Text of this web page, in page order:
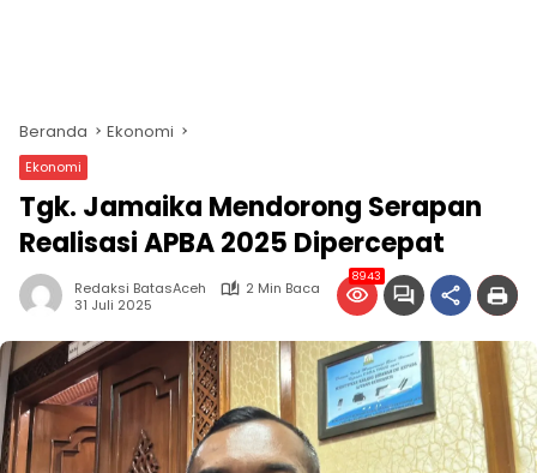
Beranda Ekonomi
Ekonomi
Tgk. Jamaika Mendorong Serapan
Realisasi APBA 2025 Dipercepat
Redaksi BatasAceh
2 Min Baca
31 Juli 2025
8943